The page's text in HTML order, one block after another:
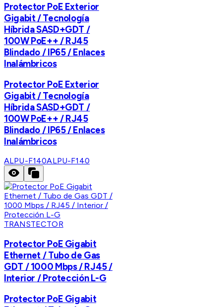
Protector PoE Exterior
Gigabit / Tecnología
Híbrida SASD+GDT /
100W PoE++ / RJ45
Blindado / IP65 / Enlaces
Inalámbricos
Protector PoE Exterior
Gigabit / Tecnología
Híbrida SASD+GDT /
100W PoE++ / RJ45
Blindado / IP65 / Enlaces
Inalámbricos
ALPU-F140ALPU-F140
TRANSTECTOR
Protector PoE Gigabit
Ethernet / Tubo de Gas
GDT / 1000 Mbps / RJ45 /
Interior / Protección L-G
Protector PoE Gigabit